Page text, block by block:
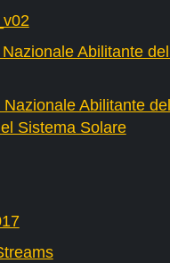
Abilitante
Abilitante
Sistema Solare